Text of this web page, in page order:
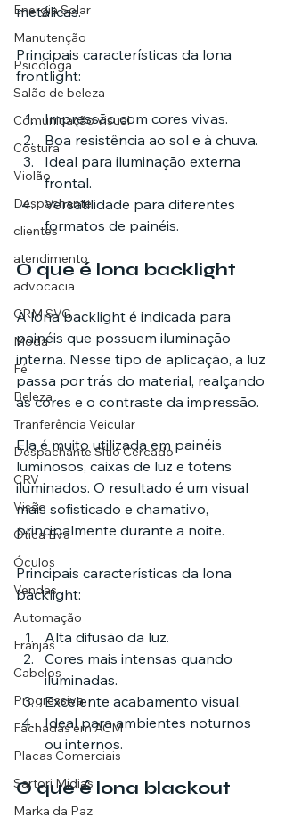
Energia Solar
Manutenção
Psicóloga
Salão de beleza
Comunicação visual
Costura
Violão
Despachante
clientes
atendimento
advocacia
CRM SVG
Moda
Fé
Beleza
Tranferência Veicular
Despachante Sítio Cercado
CRV
Visão
Ótica Eva
Óculos
Vendas
Automação
Franjas
Cabelos
Progressiva
Fachadas em ACM
Placas Comerciais
Sartori Mídias
Marka da Paz
metálicas.
Principais características da lona
frontlight:
Impressão com cores vivas.
Boa resistência ao sol e à chuva.
Ideal para iluminação externa
frontal.
Versatilidade para diferentes
formatos de painéis.
O que é lona backlight
A lona backlight é indicada para
painéis que possuem iluminação
interna. Nesse tipo de aplicação, a luz
passa por trás do material, realçando
as cores e o contraste da impressão.
Ela é muito utilizada em painéis
luminosos, caixas de luz e totens
iluminados. O resultado é um visual
mais sofisticado e chamativo,
principalmente durante a noite.
Principais características da lona
backlight:
Alta difusão da luz.
Cores mais intensas quando
iluminadas.
Excelente acabamento visual.
Ideal para ambientes noturnos
ou internos.
O que é lona blackout